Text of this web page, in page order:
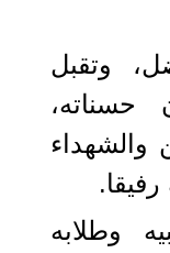
وتقبل
والشهداء
وطلابه